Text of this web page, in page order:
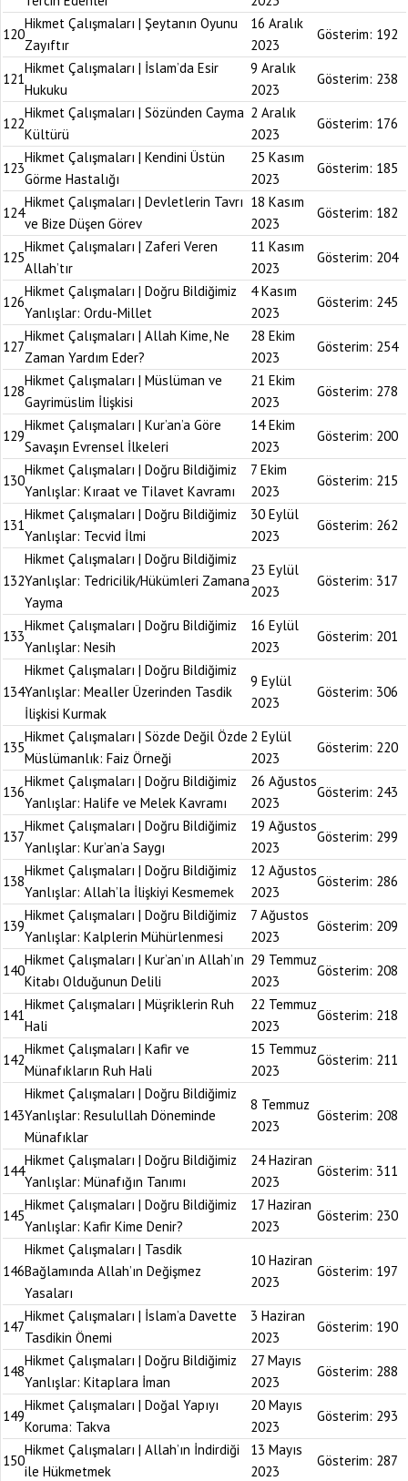
120
Hikmet Çalışmaları | Şeytanın Oyunu
Zayıftır
16 Aralık
2023
Gösterim: 192
121
Hikmet Çalışmaları | İslam’da Esir
Hukuku
9 Aralık
2023
Gösterim: 238
122
Hikmet Çalışmaları | Sözünden Cayma
Kültürü
2 Aralık
2023
Gösterim: 176
123
Hikmet Çalışmaları | Kendini Üstün
Görme Hastalığı
25 Kasım
2023
Gösterim: 185
124
Hikmet Çalışmaları | Devletlerin Tavrı
ve Bize Düşen Görev
18 Kasım
2023
Gösterim: 182
125
Hikmet Çalışmaları | Zaferi Veren
Allah’tır
11 Kasım
2023
Gösterim: 204
126
Hikmet Çalışmaları | Doğru Bildiğimiz
Yanlışlar: Ordu-Millet
4 Kasım
2023
Gösterim: 245
127
Hikmet Çalışmaları | Allah Kime, Ne
Zaman Yardım Eder?
28 Ekim
2023
Gösterim: 254
128
Hikmet Çalışmaları | Müslüman ve
Gayrimüslim İlişkisi
21 Ekim
2023
Gösterim: 278
129
Hikmet Çalışmaları | Kur’an’a Göre
Savaşın Evrensel İlkeleri
14 Ekim
2023
Gösterim: 200
130
Hikmet Çalışmaları | Doğru Bildiğimiz
Yanlışlar: Kıraat ve Tilavet Kavramı
7 Ekim
2023
Gösterim: 215
131
Hikmet Çalışmaları | Doğru Bildiğimiz
Yanlışlar: Tecvid İlmi
30 Eylül
2023
Gösterim: 262
132
Hikmet Çalışmaları | Doğru Bildiğimiz
Yanlışlar: Tedricilik/Hükümleri Zamana
Yayma
23 Eylül
2023
Gösterim: 317
133
Hikmet Çalışmaları | Doğru Bildiğimiz
Yanlışlar: Nesih
16 Eylül
2023
Gösterim: 201
134
Hikmet Çalışmaları | Doğru Bildiğimiz
Yanlışlar: Mealler Üzerinden Tasdik
İlişkisi Kurmak
9 Eylül
2023
Gösterim: 306
135
Hikmet Çalışmaları | Sözde Değil Özde
Müslümanlık: Faiz Örneği
2 Eylül
2023
Gösterim: 220
136
Hikmet Çalışmaları | Doğru Bildiğimiz
Yanlışlar: Halife ve Melek Kavramı
26 Ağustos
2023
Gösterim: 243
137
Hikmet Çalışmaları | Doğru Bildiğimiz
Yanlışlar: Kur’an’a Saygı
19 Ağustos
2023
Gösterim: 299
138
Hikmet Çalışmaları | Doğru Bildiğimiz
Yanlışlar: Allah’la İlişkiyi Kesmemek
12 Ağustos
2023
Gösterim: 286
139
Hikmet Çalışmaları | Doğru Bildiğimiz
Yanlışlar: Kalplerin Mühürlenmesi
7 Ağustos
2023
Gösterim: 209
140
Hikmet Çalışmaları | Kur’an’ın Allah’ın
Kitabı Olduğunun Delili
29 Temmuz
2023
Gösterim: 208
141
Hikmet Çalışmaları | Müşriklerin Ruh
Hali
22 Temmuz
2023
Gösterim: 218
142
Hikmet Çalışmaları | Kafir ve
Münafıkların Ruh Hali
15 Temmuz
2023
Gösterim: 211
143
Hikmet Çalışmaları | Doğru Bildiğimiz
Yanlışlar: Resulullah Döneminde
Münafıklar
8 Temmuz
2023
Gösterim: 208
144
Hikmet Çalışmaları | Doğru Bildiğimiz
Yanlışlar: Münafığın Tanımı
24 Haziran
2023
Gösterim: 311
145
Hikmet Çalışmaları | Doğru Bildiğimiz
Yanlışlar: Kafir Kime Denir?
17 Haziran
2023
Gösterim: 230
146
Hikmet Çalışmaları | Tasdik
Bağlamında Allah’ın Değişmez
Yasaları
10 Haziran
2023
Gösterim: 197
147
Hikmet Çalışmaları | İslam’a Davette
Tasdikin Önemi
3 Haziran
2023
Gösterim: 190
148
Hikmet Çalışmaları | Doğru Bildiğimiz
Yanlışlar: Kitaplara İman
27 Mayıs
2023
Gösterim: 288
149
Hikmet Çalışmaları | Doğal Yapıyı
Koruma: Takva
20 Mayıs
2023
Gösterim: 293
150
Hikmet Çalışmaları | Allah’ın İndirdiği
ile Hükmetmek
13 Mayıs
2023
Gösterim: 287